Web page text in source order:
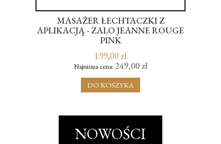
MASAŻER ŁECHTACZKI Z
APLIKACJĄ - ZALO JEANNE ROUGE
PINK
199,00 zł
Najniższa cena: 249,00 zł
DO KOSZYKA
NOWOŚCI